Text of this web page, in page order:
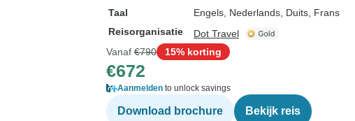
Taal
Engels, Nederlands, Duits, Frans
Reisorganisatie
Dot Travel
Vanaf €790 15% korting
€672
Aanmelden to unlock savings
Download brochure Bekijk reis